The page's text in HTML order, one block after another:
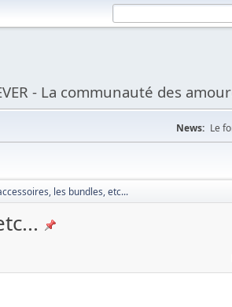
- La communauté des
News: Le
les bundles, etc...